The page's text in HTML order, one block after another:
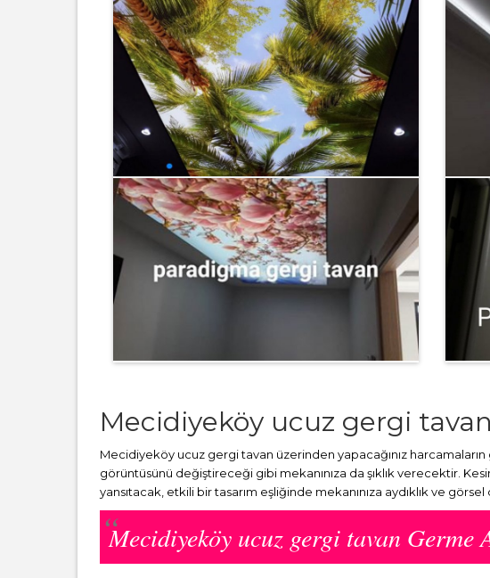
Mecidiyeköy ucuz gergi tavan
Mecidiyeköy ucuz gergi tavan üzerinden yapacağınız harcamaların
görüntüsünü değiştireceği gibi mekanınıza da şıklık verecektir.
yansıtacak, etkili bir tasarım eşliğinde mekanınıza aydıklık ve
Mecidiyeköy ucuz gergi tavan Germe